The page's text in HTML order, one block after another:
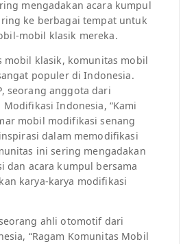
mengadakan acara kumpul
ke berbagai tempat untuk
mobil klasik mereka.
mobil klasik, komunitas mobil
populer di Indonesia.
seorang anggota dari
Indonesia, “Kami
mobil modifikasi senang
dalam memodifikasi
ini sering mengadakan
dan acara kumpul bersama
karya-karya modifikasi
ahli otomotif dari
“Ragam Komunitas Mobil